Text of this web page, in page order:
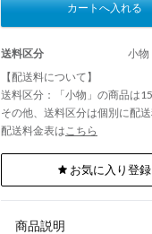
カートへ入れる
送料区分
小物
【配送料について】
送料区分：「小物」の商品は
その他、送料区分は個別に配送
配送料金表はこちら
お気に入り登録
商品説明